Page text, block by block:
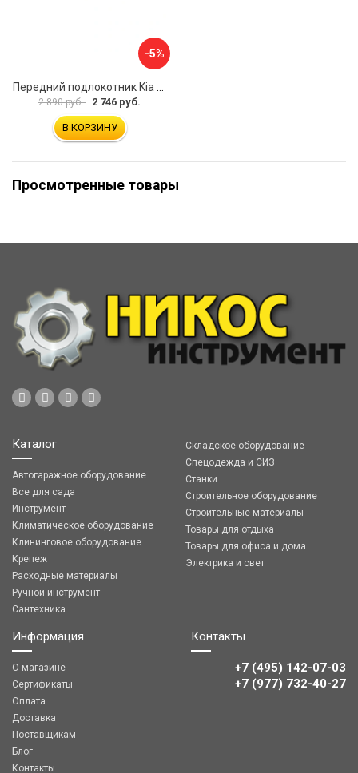
-5%
2 890 руб. 2 746 руб.
В КОРЗИНУ
Просмотренные товары
Каталог
Автогаражное оборудование
Все для сада
Инструмент
Климатическое оборудование
Клининговое оборудование
Крепеж
Расходные материалы
Ручной инструмент
Сантехника
Складское оборудование
Спецодежда и СИЗ
Станки
Строительное оборудование
Строительные материалы
Товары для отдыха
Товары для офиса и дома
Электрика и свет
Информация
О магазине
Сертификаты
Оплата
Доставка
Поставщикам
Блог
Контакты
Контакты
+7 (495) 142-07-03
‎‎+7 (977) 732-40-27